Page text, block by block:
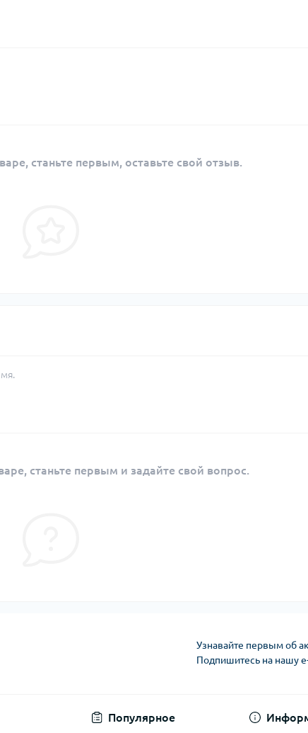
станьте первым, оставьте свой отзыв.
станьте первым и задайте свой вопрос.
Узнавайте первым об
Подпишитесь на нашу
Популярное